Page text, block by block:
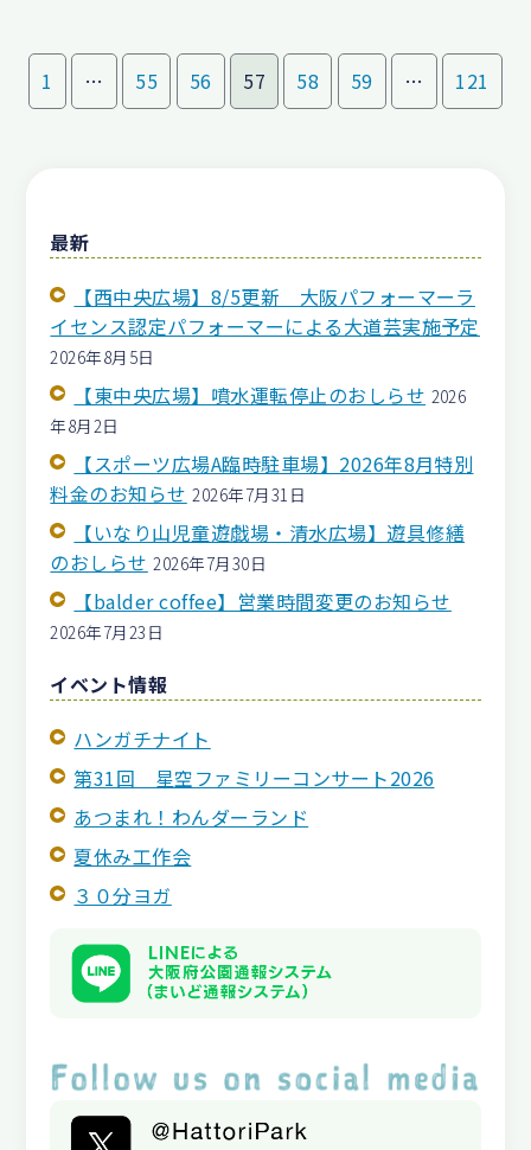
1 … 55 56 57 58 59 … 121
最新
【西中央広場】8/5更新 大阪パフォーマーラ
イセンス認定パフォーマーによる大道芸実施予定
2026年8月5日
【東中央広場】噴水運転停止のおしらせ 2026
年8月2日
【スポーツ広場A臨時駐車場】2026年8月特別
料金のお知らせ 2026年7月31日
【いなり山児童遊戯場・清水広場】遊具修繕
のおしらせ 2026年7月30日
【balder coffee】営業時間変更のお知らせ
2026年7月23日
イベント情報
ハンガチナイト
第31回 星空ファミリーコンサート2026
あつまれ！わんダーランド
夏休み工作会
３０分ヨガ